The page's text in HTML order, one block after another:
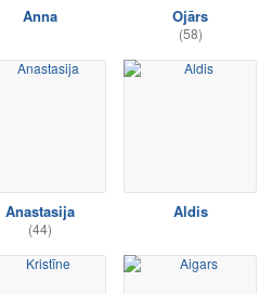
Anna Ojārs
(58)
Anastasija
(44)
Aldis